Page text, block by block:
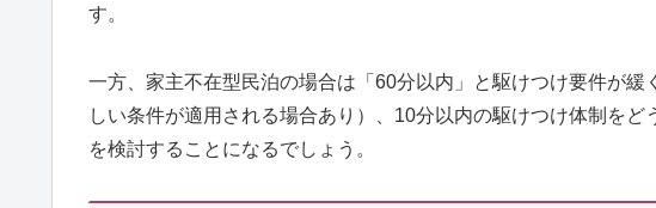
す。
一方、家主不在型民泊の場合は「60分以内」と駆けつけ要件が
しい条件が適用される場合あり）、10分以内の駆けつけ体制を
を検討することになるでしょう。